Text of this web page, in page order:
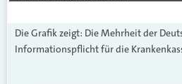
Die Grafik zeigt: Die Mehrheit der
Informationspflicht für die